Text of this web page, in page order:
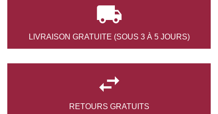

LIVRAISON GRATUITE (SOUS 3 À 5 JOURS)

RETOURS GRATUITS